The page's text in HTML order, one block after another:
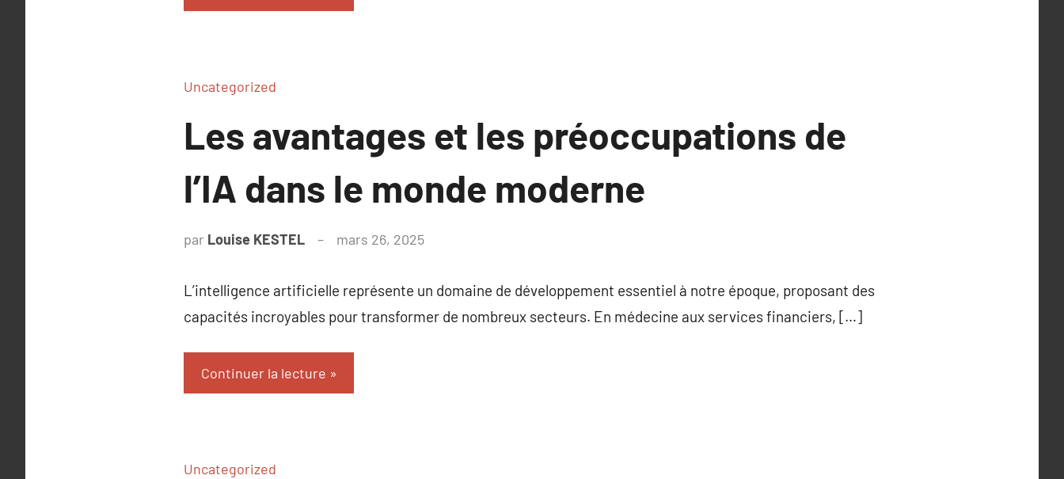
Uncategorized
Les avantages et les préoccupations de
l’IA dans le monde moderne
par Louise KESTEL mars 26, 2025
L’intelligence artificielle représente un domaine de développement essentiel à notre époque, proposant des
capacités incroyables pour transformer de nombreux secteurs. En médecine aux services financiers, […]
Continuer la lecture
Uncategorized